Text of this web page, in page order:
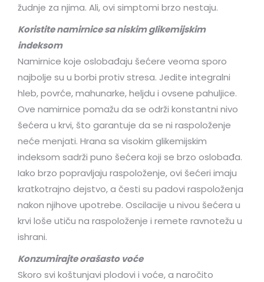
žudnje za njima. Ali, ovi simptomi brzo nestaju.
Koristite namirnice sa niskim glikemijskim
indeksom
Namirnice koje oslobađaju šećere veoma sporo
najbolje su u borbi protiv stresa. Jedite integralni
hleb, povrće, mahunarke, heljdu i ovsene pahuljice.
Ove namirnice pomažu da se održi konstantni nivo
šećera u krvi, što garantuje da se ni raspoloženje
neće menjati. Hrana sa visokim glikemijskim
indeksom sadrži puno šećera koji se brzo oslobađa.
Iako brzo popravljaju raspoloženje, ovi šećeri imaju
kratkotrajno dejstvo, a česti su padovi raspoloženja
nakon njihove upotrebe. Oscilacije u nivou šećera u
krvi loše utiču na raspoloženje i remete ravnotežu u
ishrani.
Konzumirajte orašasto voće
Skoro svi koštunjavi plodovi i voće, a naročito